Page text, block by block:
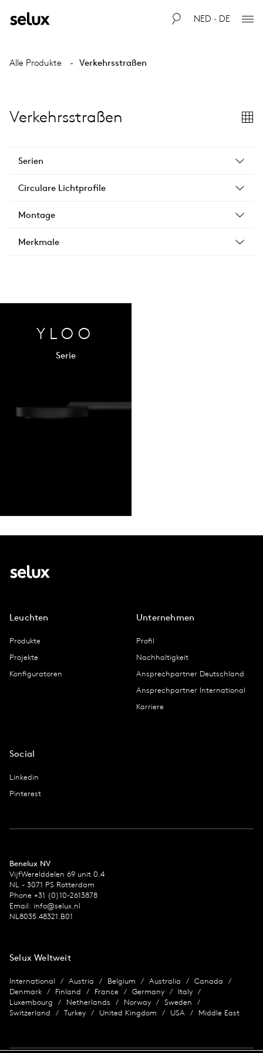
NED · DE
Alle Produkte Verkehrsstraßen
Verkehrsstraßen
Serien
Circulare Lichtprofile
Montage
Merkmale
YLOO
Serie
Leuchten
Produkte
Projekte
Konfiguratoren
Unternehmen
Profil
Nachhaltigkeit
Ansprechpartner Deutschland
Ansprechpartner International
Karriere
Social
Linkedin
Pinterest
Benelux NV
VijfWerelddelen 69 unit 0.4
NL - 3071 PS Rotterdam
Phone +31 (0)10-2613878
Email: info@selux.nl
NL8035.48321.B01
Selux Weltweit
International Austria Belgium Australia
Canada
Denmark
Finland France Germany
Italy
Luxembourg
Netherlands Norway
Sweden
Switzerland
Turkey United Kingdom USA Middle East